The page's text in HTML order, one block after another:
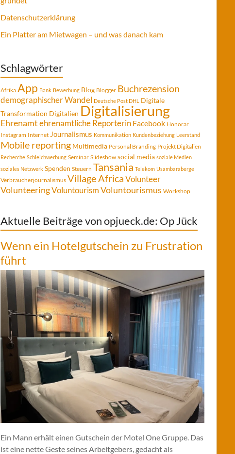
Datenschutzerklärung
Ein Platter am Mietwagen – und was danach kam
Schlagwörter
Afrika App Bank Bewerbung Blog Blogger Buchrezension
demographischer Wandel Deutsche Post DHL
Digitale
Transformation Digitalien Digitalisierung
Ehrenamtehrenamtliche Reporterin Facebook Honorar
Instagram Internet Journalismus Kommunikation Kundenbeziehung Leerstand
Mobile reporting Multimedia Personal Branding Projekt Digitalien
Recherche Schleichwerbung Seminar Slideshow social media soziale Medien
soziales Netzwerk Spenden Steuern Tansania Telekom Usambaraberge
Verbraucherjournalismus Village AfricaVolunteer
VolunteeringVoluntourismVoluntourismus Workshop
Aktuelle Beiträge von opjueck.de: Op Jück
Wenn ein Hotelgutschein zu Frustration
führt
Ein Mann erhält einen Gutschein der Motel One Gruppe. Das
ist eine nette Geste seines Arbeitgebers, gedacht als